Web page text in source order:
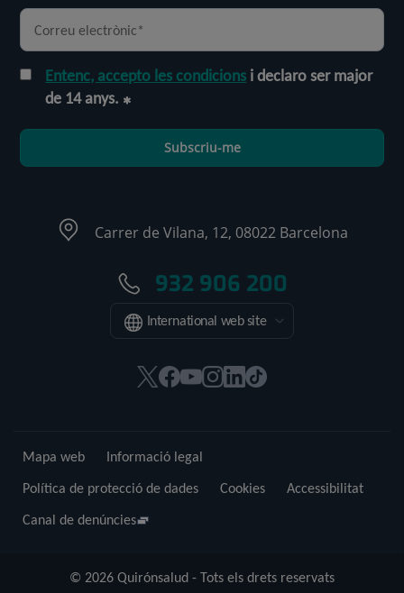
Entenc, accepto les condicions i declaro ser major
de 14 anys.
Subscriu-me
Carrer de Vilana, 12, 08022 Barcelona
932 906 200
International web site
Aquest
una
finestra
Aquest
una
finestra
Aquest
una
finestra
Aquest
finestra
Aquest
finestra
Enllaç
© 2026 Quirónsalud - Tots els drets reservats
Mapa web
Informació legal
Política de protecció de dades
Cookies
Accessibilitat
Canal de denúncies